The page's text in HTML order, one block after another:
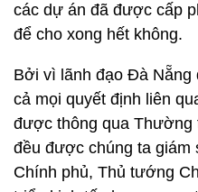
các dự án đã được cấp
để cho xong hết không.
Bởi vì lãnh đạo Đà Nẵng
cả mọi quyết định liên
được thông qua
đều được chúng ta giám
Chính phủ, Thủ tướng